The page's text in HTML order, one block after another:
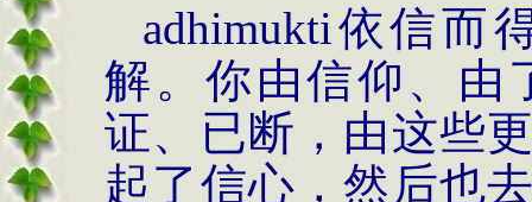
adhimukti依信而
解。你由信仰、由
证、已断，由这些
起了信心，然后也